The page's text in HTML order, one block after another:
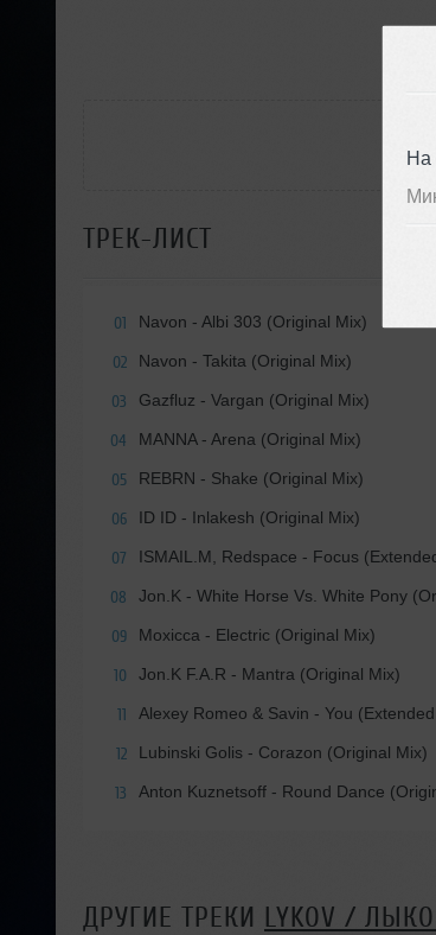
На
ТРЕК-ЛИСТ
01 Navon - Albi 303 (Original Mix)
02 Navon - Takita (Original Mix)
03 Gazfluz - Vargan (Original Mix)
04 MANNA - Arena (Original Mix)
05 REBRN - Shake (Original Mix)
06 ID ID - Inlakesh (Original Mix)
07 ISMAIL.M, Redspace - Focus
08 Jon.K - White Horse Vs. White Pony
09 Moxicca - Electric (Original Mix)
10 Jon.K F.A.R - Mantra (Original Mix)
11 Alexey Romeo & Savin - You
12 Lubinski Golis - Corazon (Original Mix)
13 Anton Kuznetsoff - Round Dance
ДРУГИЕ ТРЕКИ LYKOV /